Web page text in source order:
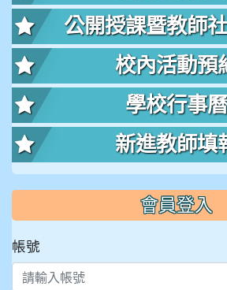
公開授課暨教師
校內活動預
學校行事曆
新進教師填
會員登入
帳號